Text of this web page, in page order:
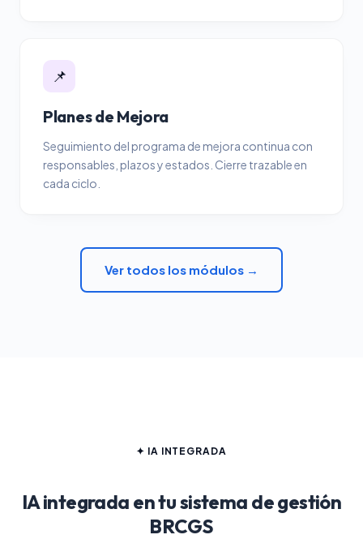
📌
Planes de Mejora
Seguimiento del programa de mejora continua con
responsables, plazos y estados. Cierre trazable en
cada ciclo.
Ver todos los módulos →
✦ IA INTEGRADA
IA integrada en tu sistema de gestión
BRCGS